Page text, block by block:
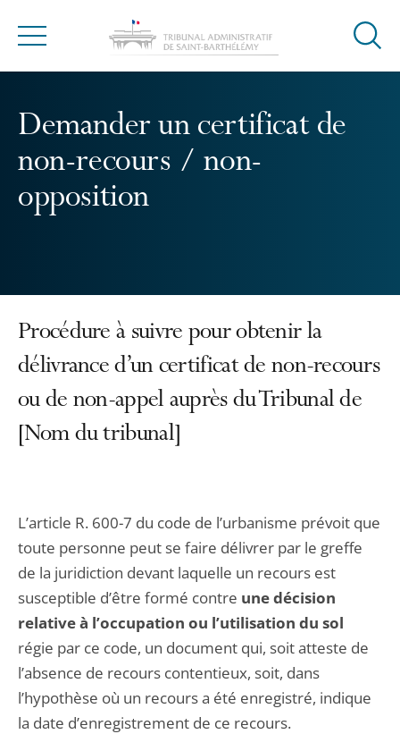
Menu
Ouvrir
Demander un certificat de
non-recours / non-
opposition
Procédure à suivre pour obtenir la
délivrance d’un certificat de non-recours
ou de non-appel auprès du Tribunal de
[Nom du tribunal]
L’article R. 600-7 du code de l’urbanisme prévoit que
toute personne peut se faire délivrer par le greffe
de la juridiction devant laquelle un recours est
susceptible d’être formé contre une décision
relative à l’occupation ou l’utilisation du sol
régie par ce code, un document qui, soit atteste de
l’absence de recours contentieux, soit, dans
l’hypothèse où un recours a été enregistré, indique
la date d’enregistrement de ce recours.